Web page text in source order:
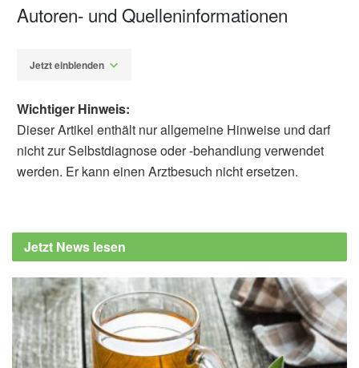
Autoren- und Quelleninformationen
Jetzt einblenden
may help towards cancer treatments (Abruf:
06.12.2019),
Yanjun Zhang, Yasufumi Takahashi, Sung Pil
Hong, u.a.: High-resolution label-free 3D
mapping of extracellular pH of single living
cells, Nature Communications, 2019,
nature.com
Wichtiger Hinweis:
Dieser Artikel enthält nur allgemeine Hinweise und darf
nicht zur Selbstdiagnose oder -behandlung verwendet
werden. Er kann einen Arztbesuch nicht ersetzen.
Jetzt News lesen